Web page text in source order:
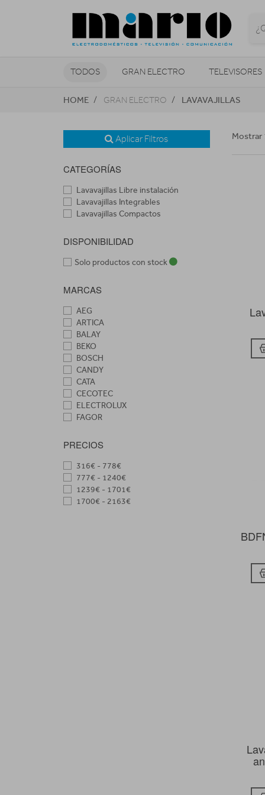
TODOS GRAN ELECTRO TELEVISORES
CLIMATIZACIÓN Y CALEFACCIÓN
HOME GRAN ELECTRO LAVAVAJILLAS
Aplicar Filtros
CATEGORÍAS
Lavavajillas Libre instalación
Lavavajillas Integrables
Lavavajillas Compactos
DISPONIBILIDAD
Solo productos con stock
MARCAS
AEG
ARTICA
BALAY
BEKO
BOSCH
CANDY
CATA
CECOTEC
ELECTROLUX
FAGOR
HISENSE
INDESIT
LG
NODOR
SAMSUNG
PRECIOS
316€ - 778€
777€ - 1240€
1239€ - 1701€
1700€ - 2163€
Mostrar